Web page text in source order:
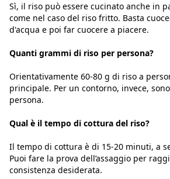
Sì, il riso può essere cucinato anche in
come nel caso del riso fritto. Basta
d'acqua e poi far cuocere a piacere.
Quanti grammi di riso per persona?
Orientativamente 60-80 g di riso a
principale. Per un contorno, invece,
persona.
Qual è il tempo di cottura del riso?
Il tempo di cottura è di 15-20 minuti, a
Puoi fare la prova dell’assaggio per
consistenza desiderata.